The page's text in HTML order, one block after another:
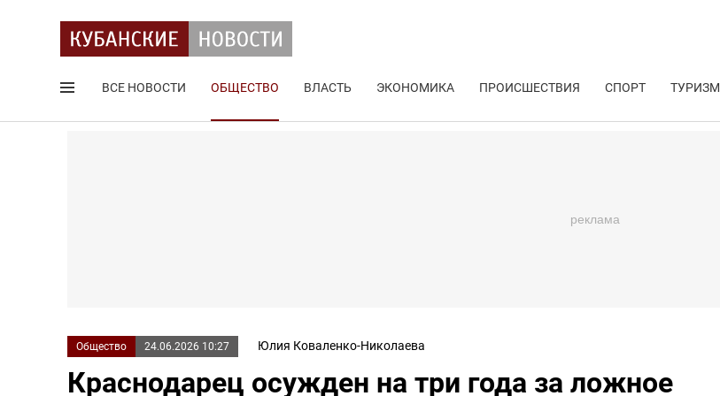
ВСЕ НОВОСТИ ОБЩЕСТВО ВЛАСТЬ ЭКОНОМИКА ПРОИСШЕСТВИЯ СПОРТ ТУРИЗМ
Общество 24.06.2026 10:27 Юлия Коваленко-Николаева
Краснодарец осужден на три года за ложное